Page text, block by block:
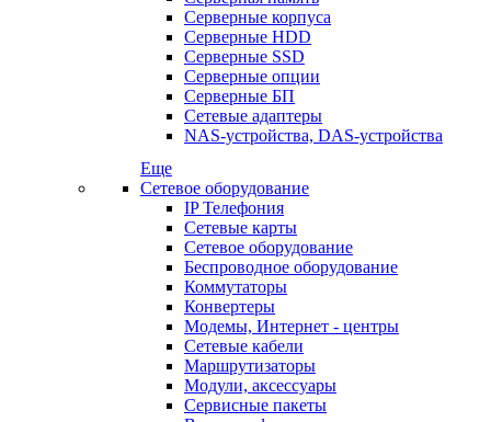
Серверные корпуса
Серверные HDD
Серверные SSD
Серверные опции
Серверные БП
Сетевые адаптеры
NAS-устройства, DAS-устройства
Еще
Сетевое оборудование
IP Телефония
Сетевые карты
Сетевое оборудование
Беспроводное оборудование
Коммутаторы
Конвертеры
Модемы, Интернет - центры
Сетевые кабели
Маршрутизаторы
Модули, аксессуары
Сервисные пакеты